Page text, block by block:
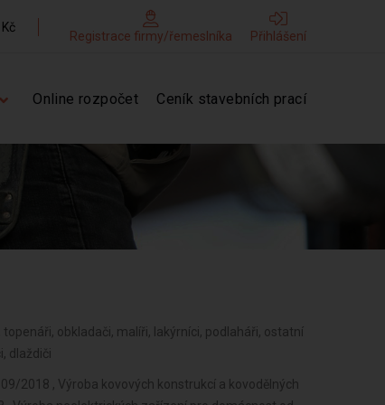
Registrace firmy/řemeslníka Přihlášení
Online rozpočet Ceník stavebních prací
obkladači, malíři, lakýrníci, podlaháři, ostatní
dlaždiči
2018 , Výroba kovových konstrukcí a kovodělných